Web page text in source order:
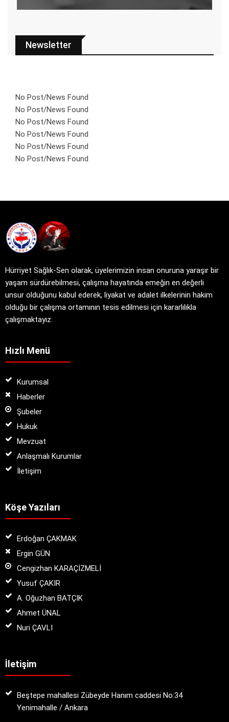
Newsletter
No Post/News Found
No Post/News Found
No Post/News Found
No Post/News Found
No Post/News Found
No Post/News Found
Hürriyet Sağlık-Sen olarak, üyelerimizin insan onuruna yaraşır bir
yaşam sürdürebilmesi, çalışma hayatında emeğin en değerli
unsur olduğunu kabul ederek, liyakat ve adalet ilkelerinin hakim
olduğu bir çalışma ortamının tesis edilmesi için kararlılıkla
çalışmaktayız.
Hızlı Menü
Kurumsal
Haberler
Şubeler
Hukuk
Mevzuat
Anlaşmalı Kurumlar
İletişim
Köşe Yazıları
Erdoğan ÇAKMAK
Ergin GÜN
Cengizhan KARAÇİZMELİ
Yusuf ÇAKIR
A. Oğuzhan BATÇIK
Ahmet ÜNAL
Nuri ÇAVLI
İletişim
Beştepe mahallesi Zübeyde Hanım caddesi No:34
Yenimahalle / Ankara